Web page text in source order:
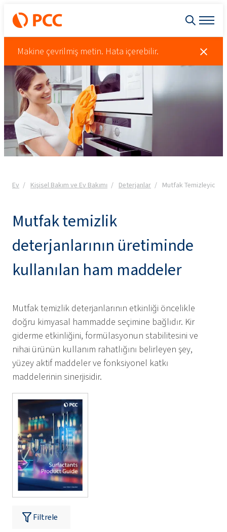
Makine çevrilmiş metin. Hata içerebilir.
Ev Kişisel Bakım ve Ev Bakımı Deterjanlar Mutfak Temizleyicileri
Mutfak temizlik
deterjanlarının üretiminde
kullanılan ham maddeler
Mutfak temizlik deterjanlarının etkinliği öncelikle
doğru kimyasal hammadde seçimine bağlıdır. Kir
giderme etkinliğini, formülasyonun stabilitesini ve
nihai ürünün kullanım rahatlığını belirleyen şey,
yüzey aktif maddeler ve fonksiyonel katkı
maddelerinin sinerjisidir.
Filtrele